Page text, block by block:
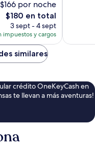
$166 por noche
El
precio
actual
es
de
$180
$180 en total
3 sept - 4 sept
impuestos y cargos
similares
crédito OneKeyCash en
te llevan a más aventuras!